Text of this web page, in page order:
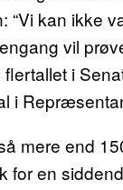
“Vi kan ikke
vil
i
i
mere end
for en